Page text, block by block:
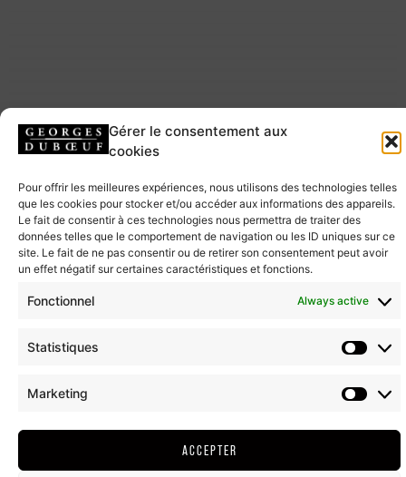
Gérer le consentement aux
cookies
Pour offrir les meilleures expériences, nous utilisons des technologies telles
que les cookies pour stocker et/ou accéder aux informations des appareils.
Le fait de consentir à ces technologies nous permettra de traiter des
données telles que le comportement de navigation ou les ID uniques sur ce
site. Le fait de ne pas consentir ou de retirer son consentement peut avoir
un effet négatif sur certaines caractéristiques et fonctions.
Fonctionnel Always active
Statistiques
Marketing
ACCEPTER